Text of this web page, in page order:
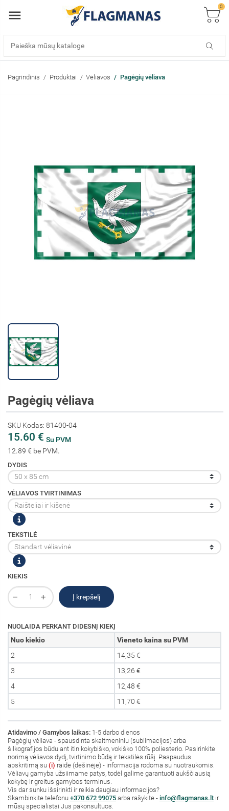
0
Pagrindinis Produktai Vėliavos Pagėgių vėliava
Pagėgių vėliava
SKU Kodas: 81400-04
15.60 € Su PVM
12.89 € be PVM.
DYDIS
VĖLIAVOS TVIRTINIMAS
TEKSTILĖ
KIEKIS
Į krepšelį
NUOLAIDA PERKANT DIDESNĮ KIEKĮ
Nuo kiekio
Vieneto kaina su PVM
2
14,35 €
3
13,26 €
4
12,48 €
5
11,70 €
Atidavimo / Gamybos laikas: 1-5 darbo dienos
Pagėgių vėliava - spausdinta skaitmeniniu (sublimacijos) arba
šilkografijos būdu ant itin kokybiško, vokiško 100% poliesterio. Pasirinkite
norimą vėliavos dydį, tvirtinimo būdą ir tekstilės rūšį. Paspaudus
apskritimą su (i) raide (dešinėje) - informacija rodoma su nuotraukomis.
Vėliavų gamyba užsiimame patys, todėl galime garantuoti aukščiausią
kokybę ir greitus gamybos terminus.
Vis dar sunku išsirinkti ir reikia daugiau informacijos?
Skambinkite telefonu +370 672 99075 arba rašykite - info@flagmanas.lt ir
mūsų specialistai Jus pakonsultuos.